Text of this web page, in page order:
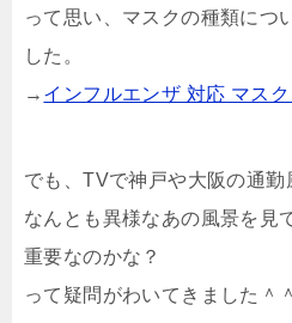
って思い、マスクの種類につ
した。
→ インフルエンザ 対応 マス
でも、TVで神戸や大阪の通勤
なんとも異様なあの風景を見
重要なのかな？
って疑問がわいてきました＾